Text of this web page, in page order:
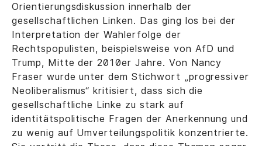
Orientierungsdiskussion innerhalb der
gesellschaftlichen Linken. Das ging los bei der
Interpretation der Wahlerfolge der
Rechtspopulisten, beispielsweise von AfD und
Trump, Mitte der 2010er Jahre. Von Nancy
Fraser wurde unter dem Stichwort „progressiver
Neoliberalismus“ kritisiert, dass sich die
gesellschaftliche Linke zu stark auf
identitätspolitische Fragen der Anerkennung und
zu wenig auf Umverteilungspolitik konzentrierte.